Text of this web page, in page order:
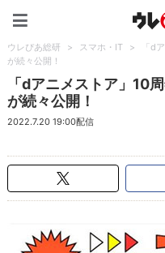
ウレぴあ総研 > スマホ・IT >
「d
が続々公開！
「dアニメストア」10
が続々公開！
2022.7.20 19:00配信